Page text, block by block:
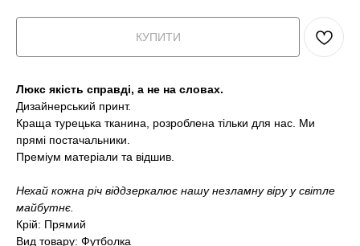
КУПИТИ
Люкс якість справді, а не на словах.
Дизайнерський принт.
Краща турецька тканина, розроблена тільки для нас. Ми
прямі постачальники.
Преміум матеріали та відшив.
Нехай кожна річ віддзеркалює нашу незламну віру у світле
майбутнє.
Крій: Прямий
Вид товару: Футболка